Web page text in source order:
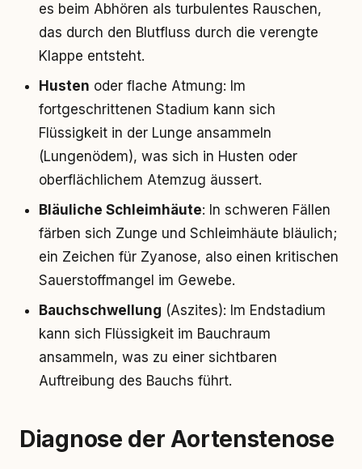
es beim Abhören als turbulentes Rauschen,
das durch den Blutfluss durch die verengte
Klappe entsteht.
Husten oder flache Atmung: Im
fortgeschrittenen Stadium kann sich
Flüssigkeit in der Lunge ansammeln
(Lungenödem), was sich in Husten oder
oberflächlichem Atemzug äussert.
Bläuliche Schleimhäute: In schweren Fällen
färben sich Zunge und Schleimhäute bläulich;
ein Zeichen für Zyanose, also einen kritischen
Sauerstoffmangel im Gewebe.
Bauchschwellung (Aszites): Im Endstadium
kann sich Flüssigkeit im Bauchraum
ansammeln, was zu einer sichtbaren
Auftreibung des Bauchs führt.
Diagnose der Aortenstenose